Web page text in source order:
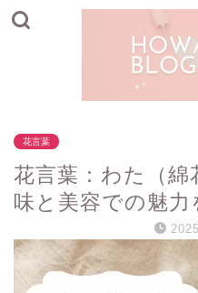
花言葉
花言葉：わた（綿
味と美容での魅力